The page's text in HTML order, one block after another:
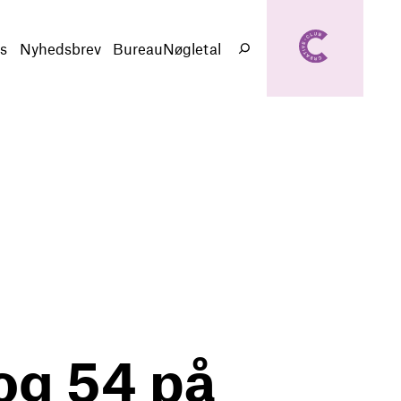
Nyhedsbrev BureauNøgletal
Søg
54 på